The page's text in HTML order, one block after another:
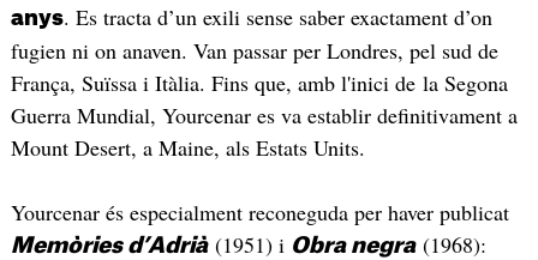
anys. Es tracta d’un exili sense saber exactament d’on
fugien ni on anaven. Van passar per Londres, pel sud de
França, Suïssa i Itàlia. Fins que, amb l'inici de la Segona
Guerra Mundial, Yourcenar es va establir definitivament a
Mount Desert, a Maine, als Estats Units.
Yourcenar és especialment reconeguda per haver publicat
Memòries d’Adrià(1951) i Obra negra(1968):